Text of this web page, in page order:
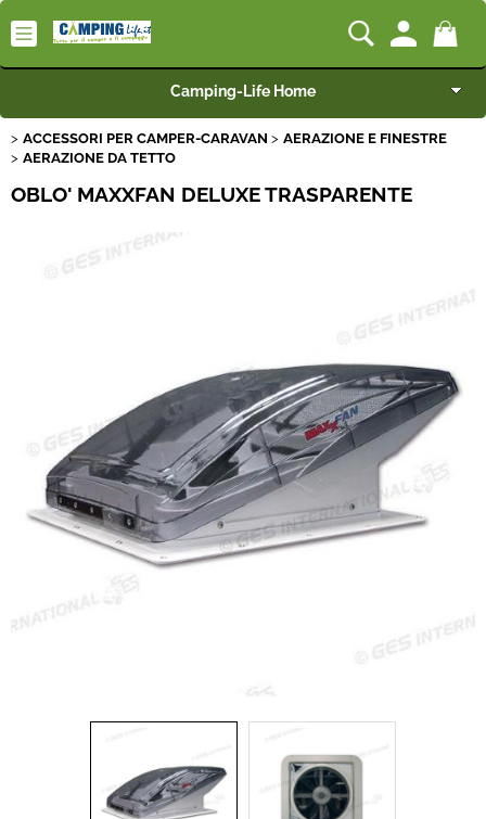
Camping-Life Home
Articoli per Camper e Caravan
Articoli per Furgonati e Van
BEST SELLER
Rimorchi
Nautica
Offerte Del mese
La nostra Officina
Veicoli Pronta consegna
Lavora Con Noi
ACCESSORI PER CAMPER-CARAVAN
AERAZIONE E FINESTRE
AERAZIONE DA TETTO
OBLO' MAXXFAN DELUXE TRASPARENTE